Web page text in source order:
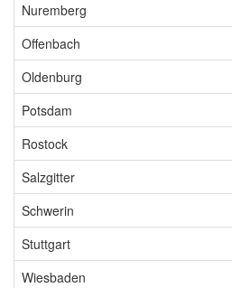
Nuremberg
Offenbach
Oldenburg
Potsdam
Rostock
Salzgitter
Schwerin
Stuttgart
Wiesbaden